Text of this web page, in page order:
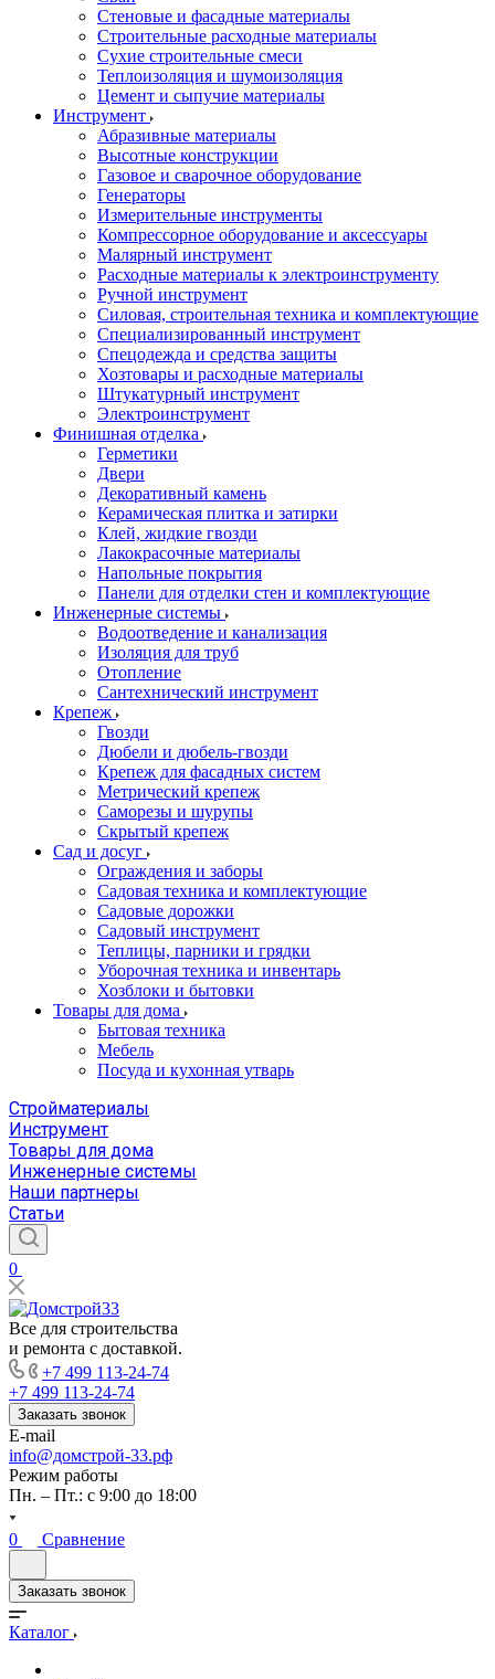
Стеновые и фасадные материалы
Строительные расходные материалы
Сухие строительные смеси
Теплоизоляция и шумоизоляция
Цемент и сыпучие материалы
Инструмент
Абразивные материалы
Высотные конструкции
Газовое и сварочное оборудование
Генераторы
Измерительные инструменты
Компрессорное оборудование и аксессуары
Малярный инструмент
Расходные материалы к электроинструменту
Ручной инструмент
Силовая, строительная техника и комплектующие
Специализированный инструмент
Спецодежда и средства защиты
Хозтовары и расходные материалы
Штукатурный инструмент
Электроинструмент
Финишная отделка
Герметики
Двери
Декоративный камень
Керамическая плитка и затирки
Клей, жидкие гвозди
Лакокрасочные материалы
Напольные покрытия
Панели для отделки стен и комплектующие
Инженерные системы
Водоотведение и канализация
Изоляция для труб
Отопление
Сантехнический инструмент
Крепеж
Гвозди
Дюбели и дюбель-гвозди
Крепеж для фасадных систем
Метрический крепеж
Саморезы и шурупы
Скрытый крепеж
Сад и досуг
Ограждения и заборы
Садовая техника и комплектующие
Садовые дорожки
Садовый инструмент
Теплицы, парники и грядки
Уборочная техника и инвентарь
Хозблоки и бытовки
Товары для дома
Бытовая техника
Мебель
Посуда и кухонная утварь
Стройматериалы
Инструмент
Товары для дома
Инженерные системы
Наши партнеры
Статьи
0
Все для строительства
и ремонта с доставкой.
+7 499 113-24-74
+7 499 113-24-74
Заказать звонок
E-mail
info@домстрой-33.рф
Режим работы
Пн. – Пт.: с 9:00 до 18:00
0 Сравнение
Заказать звонок
Каталог